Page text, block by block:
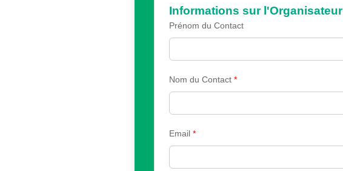
Informations sur l'Organisateur
Prénom du Contact
Nom du Contact *
Email *